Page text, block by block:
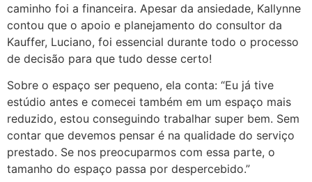
caminho foi a financeira. Apesar da ansiedade, Kallynne
contou que o apoio e planejamento do consultor da
Kauffer, Luciano, foi essencial durante todo o processo
de decisão para que tudo desse certo!
Sobre o espaço ser pequeno, ela conta: “Eu já tive
estúdio antes e comecei também em um espaço mais
reduzido, estou conseguindo trabalhar super bem. Sem
contar que devemos pensar é na qualidade do serviço
prestado. Se nos preocuparmos com essa parte, o
tamanho do espaço passa por despercebido.”